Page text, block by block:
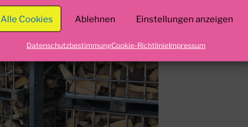
Alle Cookies Ablehnen Einstellungen anzeigen
DatenschutzbestimmungCookie-RichtlinieImpressum